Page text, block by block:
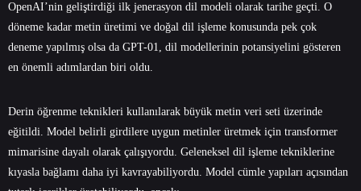
OpenAI’nin geliştirdiği ilk jenerasyon dil modeli olarak tarihe geçti. O
döneme kadar metin üretimi ve doğal dil işleme konusunda pek çok
deneme yapılmış olsa da GPT-01, dil modellerinin potansiyelini gösteren
en önemli adımlardan biri oldu.
Derin öğrenme teknikleri kullanılarak büyük metin veri seti üzerinde
eğitildi. Model belirli girdilere uygun metinler üretmek için transformer
mimarisine dayalı olarak çalışıyordu. Geleneksel dil işleme tekniklerine
kıyasla bağlamı daha iyi kavrayabiliyordu. Model cümle yapıları açısından